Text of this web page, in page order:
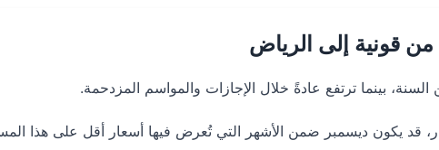
قونية إلى الرياض
بينما ترتفع عادةً خلال الإجازات والمواسم المزدحمة.
قد يكون ديسمبر ضمن الأشهر التي تُعرض فيها أسعار أقل على هذا